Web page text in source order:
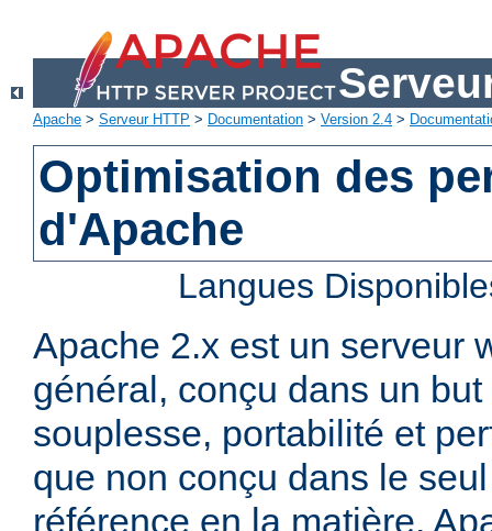
Apache > Serveur HTTP > Documentation > Version 2.4 >
Optimisation des
d'Apache
Langues
Apache 2.x est un serveur
général, conçu dans un
souplesse, portabilité et
que non conçu dans le
référence en la matière,